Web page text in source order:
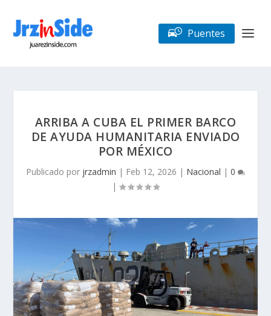
Puentes
ARRIBA A CUBA EL PRIMER BARCO
DE AYUDA HUMANITARIA ENVIADO
POR MÉXICO
Publicado por jrzadmin | Feb 12, 2026 | Nacional | 0
|